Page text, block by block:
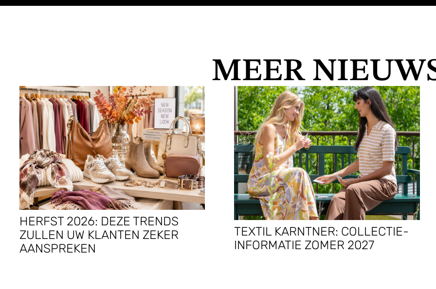
MEER
HERFST 2026: DEZE TRENDS
ZULLEN UW KLANTEN ZEKER
AANSPREKEN
TEXTIL KARNTNER: COLLECTIE-
INFORMATIE ZOMER 2027